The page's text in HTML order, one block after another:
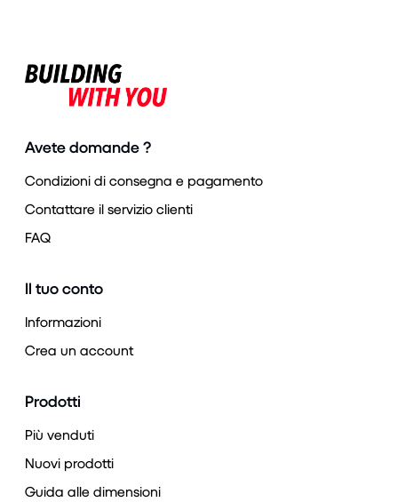
Avete domande ?
Condizioni di consegna e pagamento
Contattare il servizio clienti
FAQ
Il tuo conto
Informazioni
Crea un account
Prodotti
Più venduti
Nuovi prodotti
Guida alle dimensioni